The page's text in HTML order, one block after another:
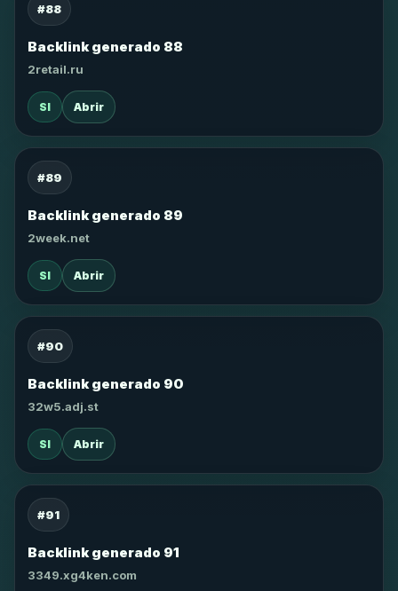
#88
Backlink generado 88
2retail.ru
SI Abrir
#89
Backlink generado 89
2week.net
SI Abrir
#90
Backlink generado 90
32w5.adj.st
SI Abrir
#91
Backlink generado 91
3349.xg4ken.com